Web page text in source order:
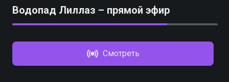
Водопад Лиллаз – прямой эфир
Смотреть